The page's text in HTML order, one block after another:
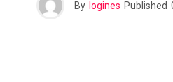
By logines Published